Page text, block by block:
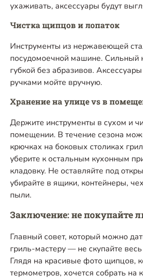
ухаживать, аксессуары будут
Чистка щипцов и лопаток
Инструменты из нержавеющей
посудомоечной машине. Сильный
губкой без абразивов.
ручками мойте вручную.
Хранение на улице vs в
Держите инструменты в сухом и
помещении. В течение сезона
крючках на боковых столиках
уберите к остальным кухонным
кладовку. Не оставляйте под
убирайте в ящики, контейнеры,
пыли.
Заключение: не покупайте
Главный совет, который можно
гриль-мастеру — не скупайте весь
Глядя на красивые фото щипцов,
термометров, хочется собрать на